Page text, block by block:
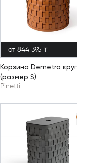
от 844 395 ₸
Корзина Demetra круглая
(размер S)
Pinetti